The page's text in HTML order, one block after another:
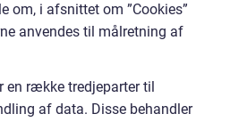
om, i afsnittet om ”Cookies”
anvendes til målretning af
en række tredjeparter til
af data. Disse behandler